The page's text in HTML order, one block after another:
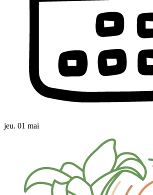
jeu. 01 mai